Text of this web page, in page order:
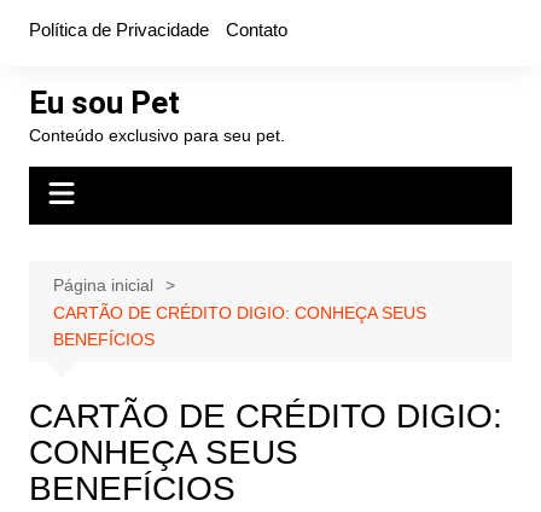
conteúdo
Política de Privacidade Contato
Eu sou Pet
Conteúdo exclusivo para seu pet.
Página inicial
CARTÃO DE CRÉDITO DIGIO: CONHEÇA SEUS
BENEFÍCIOS
CARTÃO DE CRÉDITO DIGIO:
CONHEÇA SEUS
BENEFÍCIOS